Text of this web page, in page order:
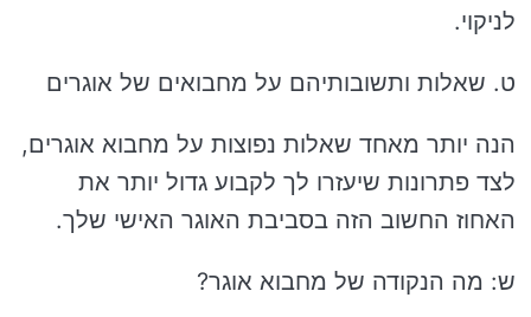
לניקוי.
ט. שאלות ותשובותיהם על מחבואים של אוגרים
הנה יותר מאחד שאלות נפוצות על מחבוא אוגרים,
לצד פתרונות שיעזרו לך לקבוע גדול יותר את
האחוז החשוב הזה בסביבת האוגר האישי שלך.
ש: מה הנקודה של מחבוא אוגר?